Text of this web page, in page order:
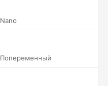
Nano
Попеременный